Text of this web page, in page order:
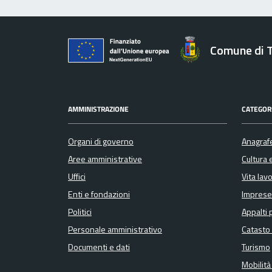
Comune di
AMMINISTRAZIONE
Organi di governo
Aree amministrative
Uffici
Enti e fondazioni
Politici
Personale amministrativo
Documenti e dati
Cultura
Vita
Appalti
Turismo